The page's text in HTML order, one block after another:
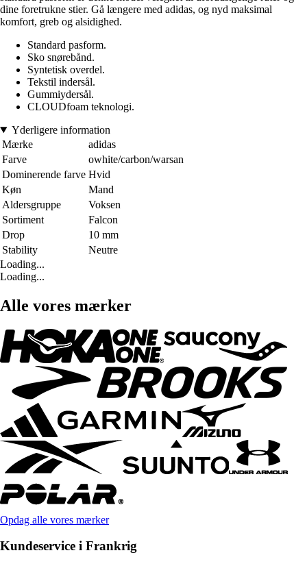
dine foretrukne stier. Gå længere med adidas, og nyd maksimal
komfort, greb og alsidighed.
Standard pasform.
Sko snørebånd.
Syntetisk overdel.
Tekstil indersål.
Gummiydersål.
CLOUDfoam teknologi.
Yderligere information
Mærke
adidas
Farve
owhite/carbon/warsan
Dominerende farve Hvid
Køn
Mand
Aldersgruppe
Voksen
Sortiment
Falcon
Drop
10 mm
Stability
Neutre
Loading...
Loading...
Alle vores mærker
Opdag alle vores mærker
Kundeservice i Frankrig